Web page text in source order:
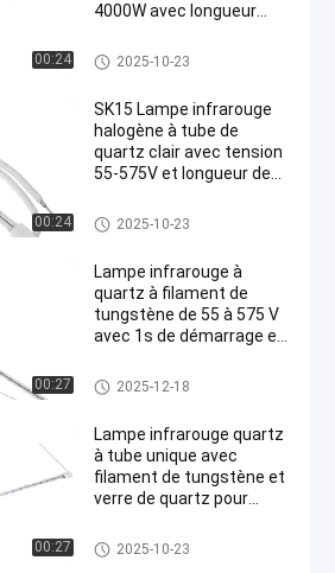
00:24
4000W avec longueur
de vie de 5000h pour le
chauffage industriel
Lampes d'infrarouge de quart
z
2025-10-23
00:24
SK15 Lampe infrarouge
halogène à tube de
quartz clair avec tension
55-575V et longueur de
pour chauffage rapide en
réponse à 1s
Lampes d'infrarouge de quart
z
2025-10-23
00:27
Lampe infrarouge à
quartz à filament de
tungstène de 55 à 575 V
avec 1s de démarrage et
pour le chauffage
industriel
Lampes d'infrarouge de quart
z
2025-12-18
00:27
Lampe infrarouge quartz
à tube unique avec
filament de tungstène et
verre de quartz pour
Lampes d'infrarouge de quart
z
2025-10-23